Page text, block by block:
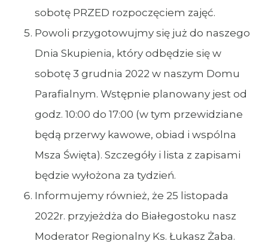
sobotę PRZED rozpoczęciem zajęć.
Powoli przygotowujmy się już do naszego
Dnia Skupienia, który odbędzie się w
sobotę 3 grudnia 2022 w naszym Domu
Parafialnym. Wstępnie planowany jest od
godz. 10:00 do 17:00 (w tym przewidziane
będą przerwy kawowe, obiad i wspólna
Msza Święta). Szczegóły i lista z zapisami
będzie wyłożona za tydzień.
Informujemy również, że 25 listopada
2022r. przyjeżdża do Białegostoku nasz
Moderator Regionalny Ks. Łukasz Żaba.